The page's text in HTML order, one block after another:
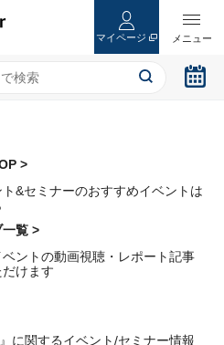
マイページ
>
ト&セミナーのおすすめイベントは
一覧 >
ントの動画視聴・レポート記事
けます
に関するイベント/セミナー情報